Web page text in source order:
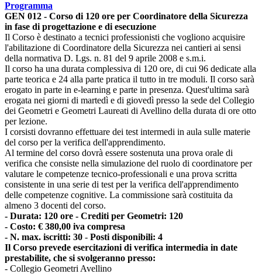
Programma
GEN 012 - Corso di 120 ore per Coordinatore della Sicurezza
in fase di progettazione e di esecuzione
Il Corso è destinato a tecnici professionisti che vogliono acquisire
l'abilitazione di Coordinatore della Sicurezza nei cantieri ai sensi
della normativa D. Lgs. n. 81 del 9 aprile 2008 e s.m.i.
Il corso ha una durata complessiva di 120 ore, di cui 96 dedicate alla
parte teorica e 24 alla parte pratica il tutto in tre moduli. Il corso sarà
erogato in parte in e-learning e parte in presenza. Quest'ultima sarà
erogata nei giorni di martedì e di giovedì presso la sede del Collegio
dei Geometri e Geometri Laureati di Avellino della durata di ore otto
per lezione.
I corsisti dovranno effettuare dei test intermedi in aula sulle materie
del corso per la verifica dell'apprendimento.
Al termine del corso dovrà essere sostenuta una prova orale di
verifica che consiste nella simulazione del ruolo di coordinatore per
valutare le competenze tecnico-professionali e una prova scritta
consistente in una serie di test per la verifica dell'apprendimento
delle competenze cognitive. La commissione sarà costituita da
almeno 3 docenti del corso.
- Durata: 120 ore - Crediti per Geometri: 120
- Costo: € 380,00 iva compresa
- N. max. iscritti: 30 - Posti disponibili: 4
Il Corso prevede esercitazioni di verifica intermedia in date
prestabilite, che si svolgeranno presso:
- Collegio Geometri Avellino